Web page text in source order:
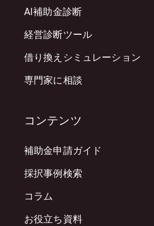
AI補助金診断
経営診断ツール
借り換えシミュレーション
専門家に相談
コンテンツ
補助金申請ガイド
採択事例検索
コラム
お役立ち資料